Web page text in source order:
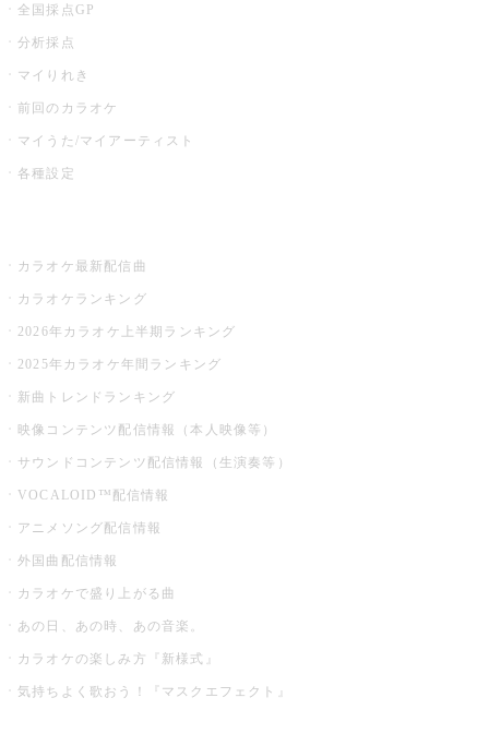
全国採点GP
分析採点
マイりれき
前回のカラオケ
マイうた/マイアーティスト
各種設定
カラオケ最新配信曲
カラオケランキング
2026年カラオケ上半期ランキング
2025年カラオケ年間ランキング
新曲トレンドランキング
映像コンテンツ配信情報（本人映像等）
サウンドコンテンツ配信情報（生演奏等）
VOCALOID™配信情報
アニメソング配信情報
外国曲配信情報
カラオケで盛り上がる曲
あの日、あの時、あの音楽。
カラオケの楽しみ方『新様式』
気持ちよく歌おう！『マスクエフェクト』